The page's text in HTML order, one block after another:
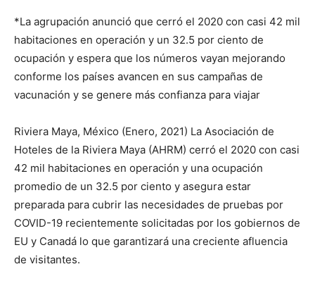
*La agrupación anunció que cerró el 2020 con casi 42 mil
habitaciones en operación y un 32.5 por ciento de
ocupación y espera que los números vayan mejorando
conforme los países avancen en sus campañas de
vacunación y se genere más confianza para viajar
Riviera Maya, México (Enero, 2021) La Asociación de
Hoteles de la Riviera Maya (AHRM) cerró el 2020 con casi
42 mil habitaciones en operación y una ocupación
promedio de un 32.5 por ciento y asegura estar
preparada para cubrir las necesidades de pruebas por
COVID-19 recientemente solicitadas por los gobiernos de
EU y Canadá lo que garantizará una creciente afluencia
de visitantes.